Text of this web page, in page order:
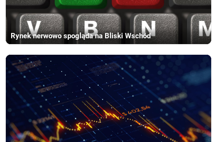
Rynek nerwowo spogląda na Bliski Wschód